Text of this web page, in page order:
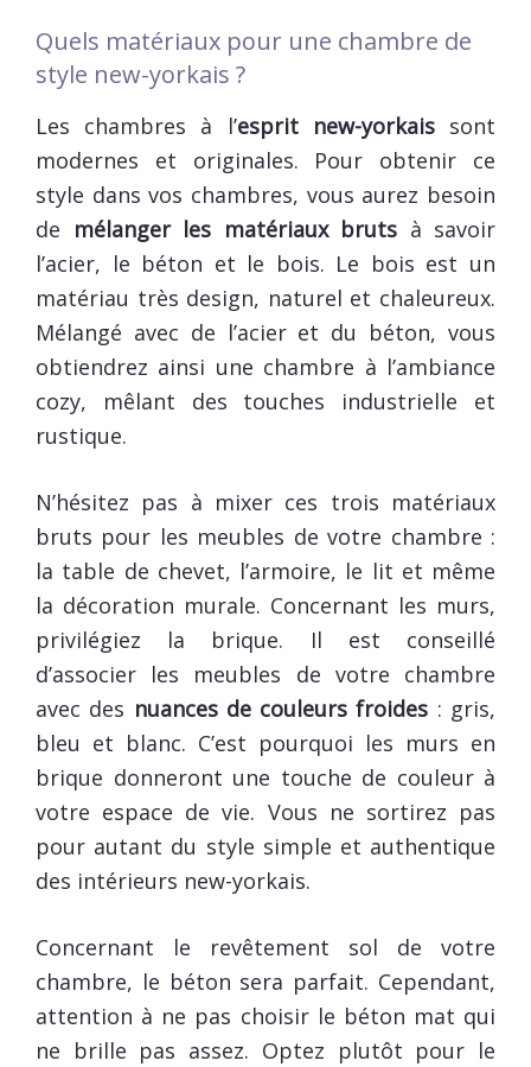
Quels matériaux pour une chambre de
style new-yorkais ?
Les chambres à l’esprit new-yorkais sont
modernes et originales. Pour obtenir ce
style dans vos chambres, vous aurez besoin
de mélanger les matériaux bruts à savoir
l’acier, le béton et le bois. Le bois est un
matériau très design, naturel et chaleureux.
Mélangé avec de l’acier et du béton, vous
obtiendrez ainsi une chambre à l’ambiance
cozy, mêlant des touches industrielle et
rustique.
N’hésitez pas à mixer ces trois matériaux
bruts pour les meubles de votre chambre :
la table de chevet, l’armoire, le lit et même
la décoration murale. Concernant les murs,
privilégiez la brique. Il est conseillé
d’associer les meubles de votre chambre
avec des nuances de couleurs froides : gris,
bleu et blanc. C’est pourquoi les murs en
brique donneront une touche de couleur à
votre espace de vie. Vous ne sortirez pas
pour autant du style simple et authentique
des intérieurs new-yorkais.
Concernant le revêtement sol de votre
chambre, le béton sera parfait. Cependant,
attention à ne pas choisir le béton mat qui
ne brille pas assez. Optez plutôt pour le